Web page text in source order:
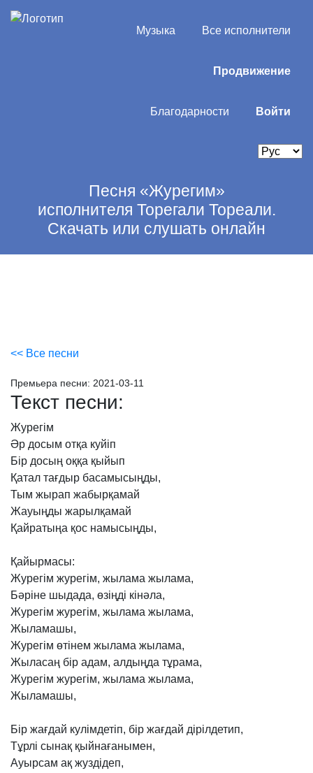
Музыка Все исполнители
Продвижение
Благодарности Войти
Песня «Журегим»
исполнителя Торегали Тореали.
Скачать или слушать онлайн
<< Все песни
Премьера песни: 2021-03-11
Текст песни:
Журегім
Әр досым отқа куйіп
Бір досың оққа қыйып
Қатал тағдыр басамысыңды,
Тым жырап жабырқамай
Жауыңды жарылқамай
Қайратыңа қос намысыңды,
Қайырмасы:
Журегім журегім, жылама жылама,
Бәріне шыдада, өзіңді кінәла,
Журегім журегім, жылама жылама,
Жыламашы,
Журегім өтінем жылама жылама,
Жыласаң бір адам, алдыңда тұрама,
Журегім журегім, жылама жылама,
Жыламашы,
Бір жағдай кулімдетіп, бір жағдай дірілдетип,
Тұрлі сынақ қыйнағанымен,
Ауырсам ақ жуздідеп,